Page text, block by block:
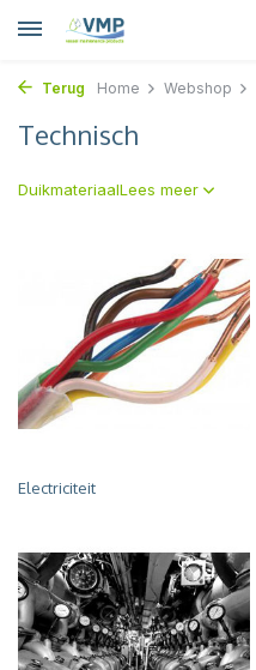
Terug Home Webshop
Technisch
DuikmateriaalLees meer
Electriciteit